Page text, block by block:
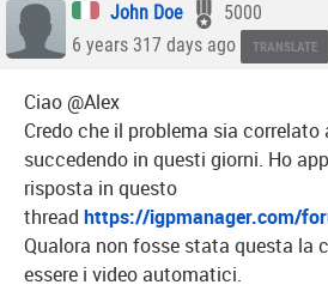
John Doe
5000
6 years 317 days ago
TRANSLATE
Ciao @Alex
Credo che il problema sia correlato
succedendo in questi giorni. Ho
risposta in questo
thread https://igpmanager.com/
Qualora non fosse stata questa la
essere i video automatici.